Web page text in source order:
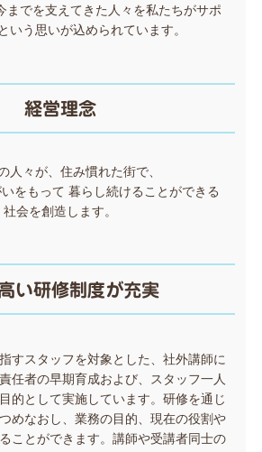
までを支えてきた人々を私たちがサポ
いう思いが込められています。
経営理念
人々が、住み慣れた街で、
をもって 暮らし続けることができる
社会を創造します。
い研修制度が充実
すスタッフを対象とした、社外講師に
任者の早期育成および、スタッフ一人
的として実施しています。研修を通じ
めなおし、業務の目的、現在の役割や
ことができます。講師や受講者同士の